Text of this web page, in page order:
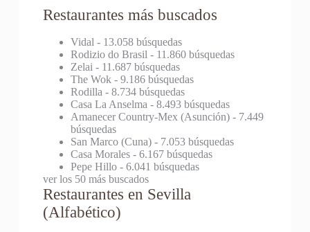
Restaurantes más buscados
Vidal - 13.058 búsquedas
Rodizio do Brasil - 11.860 búsquedas
Zelai - 11.687 búsquedas
The Wok- 9.186 búsquedas
Rodilla - 8.734 búsquedas
Casa La Anselma - 8.493 búsquedas
Amanecer Country-Mex (Asunción)- 7.449
búsquedas
San Marco (Cuna)- 7.053 búsquedas
Casa Morales- 6.167 búsquedas
Pepe Hillo- 6.041 búsquedas
ver los 50 más buscados
Restaurantes en Sevilla
(Alfabético)